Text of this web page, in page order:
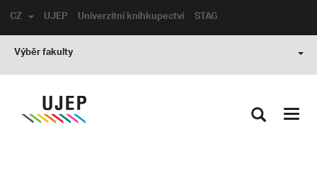
UJEP Univerzitní knihkupectví STAG
CZ
Výběr fakulty